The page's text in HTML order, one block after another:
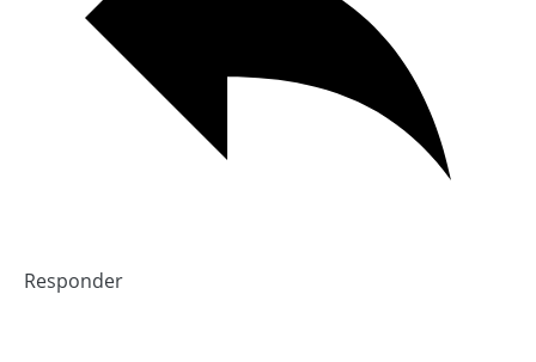
Responder